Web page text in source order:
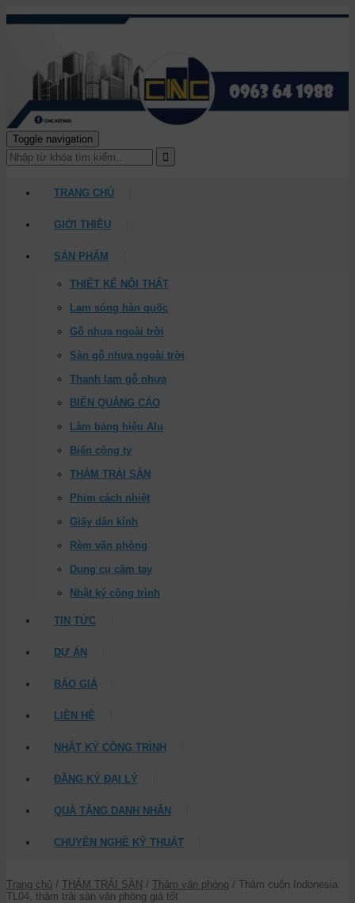
Toggle navigation
TRANG CHỦ
GIỚI THIỆU
SẢN PHẨM
THIẾT KẾ NỘI THẤT
Lam sóng hàn quốc
Gỗ nhựa ngoài trời
Sàn gỗ nhựa ngoài trời
Thanh lam gỗ nhựa
BIỂN QUẢNG CÁO
Làm bảng hiệu Alu
Biển công ty
THẢM TRẢI SÀN
Phim cách nhiệt
Giấy dán kính
Rèm văn phòng
Dụng cụ cầm tay
Nhật ký công trình
TIN TỨC
DỰ ÁN
BÁO GIÁ
LIÊN HỆ
NHẬT KÝ CÔNG TRÌNH
ĐĂNG KÝ ĐẠI LÝ
QUÀ TẶNG DANH NHÂN
CHUYỆN NGHỀ KỸ THUẬT
Trang chủ / THẢM TRẢI SÀN / Thảm văn phòng / Thảm cuộn Indonesia
TL04, thảm trải sàn văn phòng giá tốt